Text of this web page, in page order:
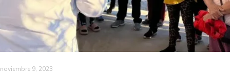
noviembre 9, 2023